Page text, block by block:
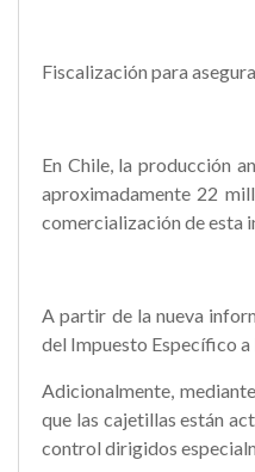
Fiscalización para
En Chile, la producción
aproximadamente 22
comercialización de esta
A partir de la nueva
del Impuesto Específico
Adicionalmente,
que las cajetillas están
control dirigidos